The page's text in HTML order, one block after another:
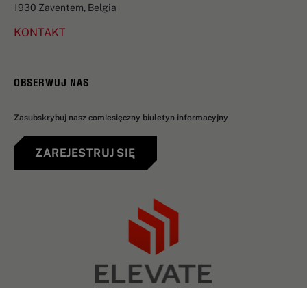
1930 Zaventem, Belgia
KONTAKT
OBSERWUJ NAS
Zasubskrybuj nasz comiesięczny biuletyn informacyjny
ZAREJESTRUJ SIĘ